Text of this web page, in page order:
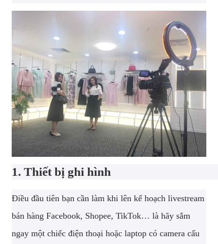
1. Thiết bị ghi hình
Điều đầu tiên bạn cần làm khi lên kế hoạch livestream
bán hàng Facebook, Shopee, TikTok… là hãy sắm
ngay một chiếc điện thoại hoặc laptop có camera cấu